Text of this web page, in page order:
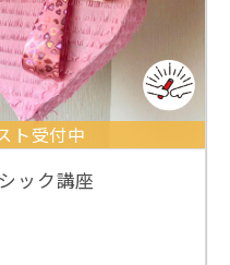
ト受付中
ック講座